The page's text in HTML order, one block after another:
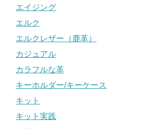
エイジング
エルク
エルクレザー（鹿革）
カジュアル
カラフルな革
キーホルダー/キーケース
キット
キット実践